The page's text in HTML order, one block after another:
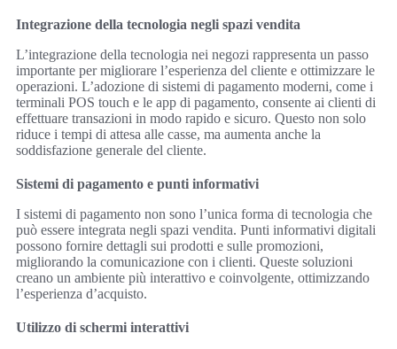
Integrazione della tecnologia negli spazi vendita
L’integrazione della tecnologia nei negozi rappresenta un passo
importante per migliorare l’esperienza del cliente e ottimizzare le
operazioni. L’adozione di sistemi di pagamento moderni, come i
terminali POS touch e le app di pagamento, consente ai clienti di
effettuare transazioni in modo rapido e sicuro. Questo non solo
riduce i tempi di attesa alle casse, ma aumenta anche la
soddisfazione generale del cliente.
Sistemi di pagamento e punti informativi
I sistemi di pagamento non sono l’unica forma di tecnologia che
può essere integrata negli spazi vendita. Punti informativi digitali
possono fornire dettagli sui prodotti e sulle promozioni,
migliorando la comunicazione con i clienti. Queste soluzioni
creano un ambiente più interattivo e coinvolgente, ottimizzando
l’esperienza d’acquisto.
Utilizzo di schermi interattivi